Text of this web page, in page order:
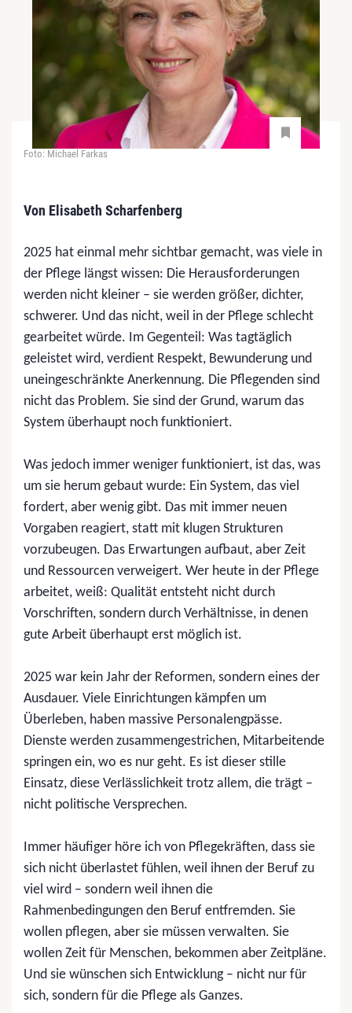
Foto: Michael Farkas
Von Elisabeth Scharfenberg
2025 hat einmal mehr sichtbar gemacht, was viele in
der Pflege längst wissen: Die Herausforderungen
werden nicht kleiner – sie werden größer, dichter,
schwerer. Und das nicht, weil in der Pflege schlecht
gearbeitet würde. Im Gegenteil: Was tagtäglich
geleistet wird, verdient Respekt, Bewunderung und
uneingeschränkte Anerkennung. Die Pflegenden sind
nicht das Problem. Sie sind der Grund, warum das
System überhaupt noch funktioniert.
Was jedoch immer weniger funktioniert, ist das, was
um sie herum gebaut wurde: Ein System, das viel
fordert, aber wenig gibt. Das mit immer neuen
Vorgaben reagiert, statt mit klugen Strukturen
vorzubeugen. Das Erwartungen aufbaut, aber Zeit
und Ressourcen verweigert. Wer heute in der Pflege
arbeitet, weiß: Qualität entsteht nicht durch
Vorschriften, sondern durch Verhältnisse, in denen
gute Arbeit überhaupt erst möglich ist.
2025 war kein Jahr der Reformen, sondern eines der
Ausdauer. Viele Einrichtungen kämpfen um
Überleben, haben massive Personalengpässe.
Dienste werden zusammengestrichen, Mitarbeitende
springen ein, wo es nur geht. Es ist dieser stille
Einsatz, diese Verlässlichkeit trotz allem, die trägt –
nicht politische Versprechen.
Immer häufiger höre ich von Pflegekräften, dass sie
sich nicht überlastet fühlen, weil ihnen der Beruf zu
viel wird – sondern weil ihnen die
Rahmenbedingungen den Beruf entfremden. Sie
wollen pflegen, aber sie müssen verwalten. Sie
wollen Zeit für Menschen, bekommen aber Zeitpläne.
Und sie wünschen sich Entwicklung – nicht nur für
sich, sondern für die Pflege als Ganzes.